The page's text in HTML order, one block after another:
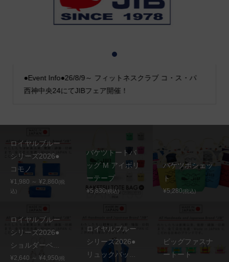
●Event Info●26/8/9～ フィットネスクラブ コ・ス・パ
西神中央24にてJIBフェア開催！
2
ロイヤルブルー
シリーズ2026●
コモノ
¥1,980 ～ ¥2,860(税
込)
バケツトートバ
ッグ M アイボリ
ーテープ
¥5,830(税込)
バケツポシェッ
ト
¥5,280(税込)
ロイヤルブルー
シリーズ2026●
ショルダーベ...
¥2,640 ～ ¥4,950(税
ロイヤルブルー
シリーズ2026●
リュックバッ...
ビッグファスナ
ートート